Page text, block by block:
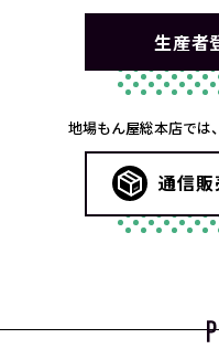
生産者
地場もん屋総本店では
通信